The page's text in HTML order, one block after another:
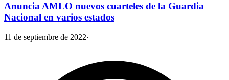
Anuncia AMLO nuevos cuarteles de la Guardia
Nacional en varios estados
11 de septiembre de 2022·